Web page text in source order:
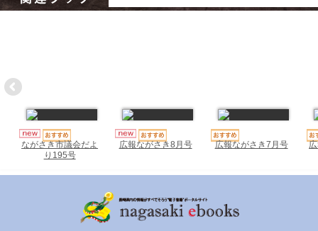
ながさき市議会だよ
り195号
広報ながさき8月号 広報ながさき7月号
ながよebooks
ごとうebooks
みなみしまばらebooks